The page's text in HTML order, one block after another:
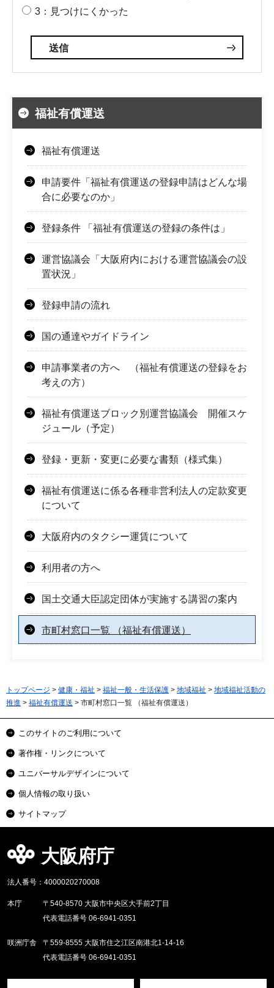
3：見つけにくかった
福祉有償運送
福祉有償運送
申請要件「福祉有償運送の登録申請はどんな場
合に必要なのか」
登録条件 「福祉有償運送の登録の条件は」
運営協議会「大阪府内における運営協議会の設
置状況」
登録申請の流れ
国の通達やガイドライン
申請事業者の方へ （福祉有償運送の登録をお
考えの方）
福祉有償運送ブロック別運営協議会 開催スケ
ジュール（予定）
登録・更新・変更に必要な書類（様式集）
福祉有償運送に係る各種非営利法人の定款変更
について
大阪府内のタクシー運賃について
利用者の方へ
国土交通大臣認定団体が実施する講習の案内
市町村窓口一覧 （福祉有償運送）
トップページ > 健康・福祉 > 福祉一般・生活保護 > 地域福祉 > 地域福祉活動の
推進 > 福祉有償運送 > 市町村窓口一覧 （福祉有償運送）
このサイトのご利用について
著作権・リンクについて
ユニバーサルデザインについて
個人情報の取り扱い
サイトマップ
大阪府庁
法人番号：4000020270008
本庁
〒540-8570 大阪市中央区大手前2丁目
代表電話番号 06-6941-0351
咲洲庁舎
〒559-8555 大阪市住之江区南港北1-14-16
代表電話番号 06-6941-0351